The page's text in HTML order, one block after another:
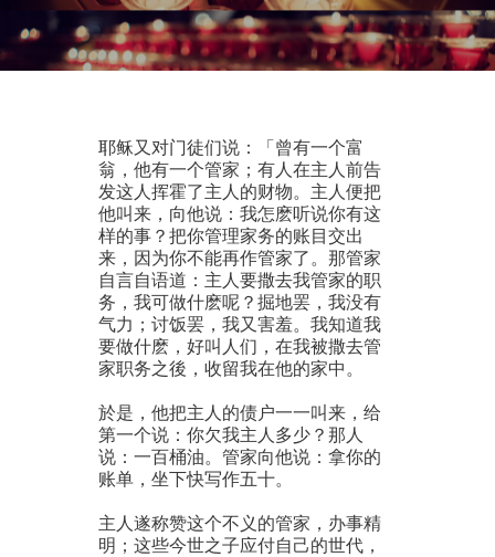
耶稣又对门徒们说：「曾有一个富
翁，他有一个管家；有人在主人前告
发这人挥霍了主人的财物。主人便把
他叫来，向他说：我怎麽听说你有这
样的事？把你管理家务的账目交出
来，因为你不能再作管家了。那管家
自言自语道：主人要撒去我管家的职
务，我可做什麽呢？掘地罢，我没有
气力；讨饭罢，我又害羞。我知道我
要做什麽，好叫人们，在我被撒去管
家职务之後，收留我在他的家中。
於是，他把主人的债户一一叫来，给
第一个说：你欠我主人多少？那人
说：一百桶油。管家向他说：拿你的
账单，坐下快写作五十。
主人遂称赞这个不义的管家，办事精
明；这些今世之子应付自己的世代，